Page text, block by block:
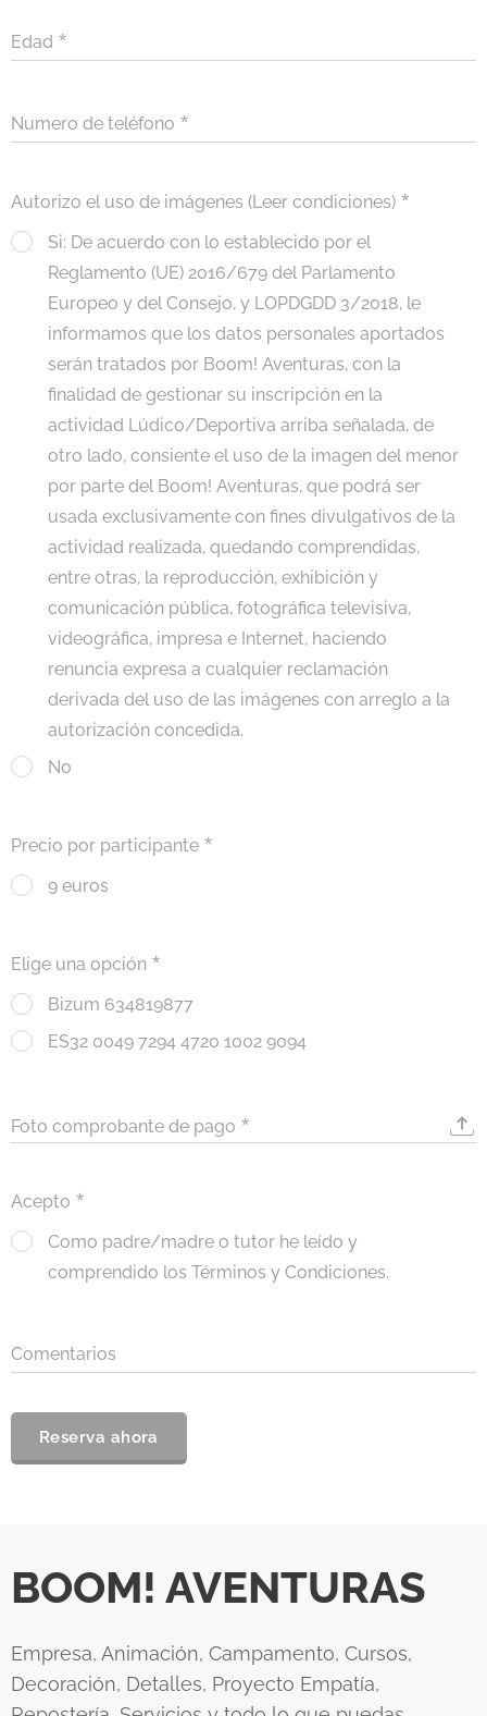
Edad
Numero de teléfono
Autorizo el uso de imágenes (Leer condiciones)
Si: De acuerdo con lo establecido por el
Reglamento (UE) 2016/679 del Parlamento
Europeo y del Consejo, y LOPDGDD 3/2018, le
informamos que los datos personales aportados
serán tratados por Boom! Aventuras, con la
finalidad de gestionar su inscripción en la
actividad Lúdico/Deportiva arriba señalada, de
otro lado, consiente el uso de la imagen del menor
por parte del Boom! Aventuras, que podrá ser
usada exclusivamente con fines divulgativos de la
actividad realizada, quedando comprendidas,
entre otras, la reproducción, exhibición y
comunicación pública, fotográfica televisiva,
videográfica, impresa e Internet, haciendo
renuncia expresa a cualquier reclamación
derivada del uso de las imágenes con arreglo a la
autorización concedida.
No
Precio por participante
9 euros
Elige una opción
Bizum 634819877
ES32 0049 7294 4720 1002 9094
Foto comprobante de pago
Acepto
Como padre/madre o tutor he leído y
comprendido los Términos y Condiciones.
Comentarios
Reserva ahora
BOOM! AVENTURAS
Empresa, Animación, Campamento, Cursos,
Decoración, Detalles, Proyecto Empatía,